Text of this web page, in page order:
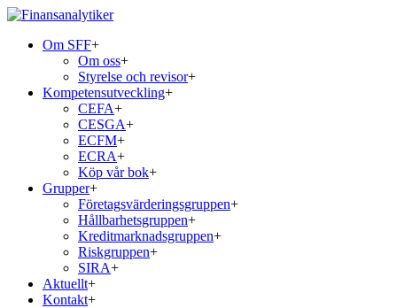
Om SFF+
Om oss+
Styrelse och revisor+
Kompetensutveckling+
CEFA+
CESGA+
ECFM+
ECRA+
Köp vår bok+
Grupper+
Företagsvärderingsgruppen+
Hållbarhetsgruppen+
Kreditmarknadsgruppen+
Riskgruppen+
SIRA+
Aktuellt+
Kontakt+